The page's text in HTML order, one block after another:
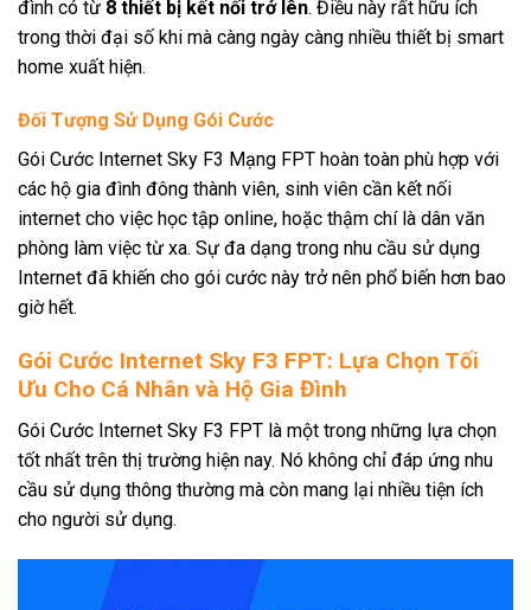
đình có từ 8 thiết bị kết nối trở lên. Điều này rất hữu ích
trong thời đại số khi mà càng ngày càng nhiều thiết bị smart
home xuất hiện.
Đối Tượng Sử Dụng Gói Cước
Gói Cước Internet Sky F3 Mạng FPT hoàn toàn phù hợp với
các hộ gia đình đông thành viên, sinh viên cần kết nối
internet cho việc học tập online, hoặc thậm chí là dân văn
phòng làm việc từ xa. Sự đa dạng trong nhu cầu sử dụng
Internet đã khiến cho gói cước này trở nên phổ biến hơn bao
giờ hết.
Gói Cước Internet Sky F3 FPT: Lựa Chọn Tối
Ưu Cho Cá Nhân và Hộ Gia Đình
Gói Cước Internet Sky F3 FPT là một trong những lựa chọn
tốt nhất trên thị trường hiện nay. Nó không chỉ đáp ứng nhu
cầu sử dụng thông thường mà còn mang lại nhiều tiện ích
cho người sử dụng.